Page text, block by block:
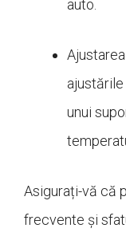
auto.
unui
Asigurați-vă că
frecvente și